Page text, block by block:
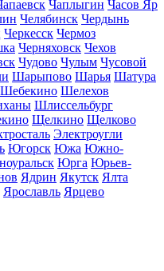
Чаплыгин Часов Яр
Челябинск Чердынь
Черкесск Чермоз
Черняховск Чехов
Чудово Чулым Чусовой
Шарыпово Шарья Шатура
Шебекино Шелехов
Шлиссельбург
Щелкино Щелково
Электроугли
Югорск Южа Южно-
Юрга Юрьев-
Ядрин Якутск Ялта
Ярославль Ярцево